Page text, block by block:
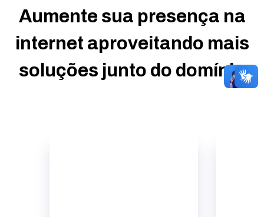
Aumente sua presença na
internet aproveitando mais
soluções junto do domínio